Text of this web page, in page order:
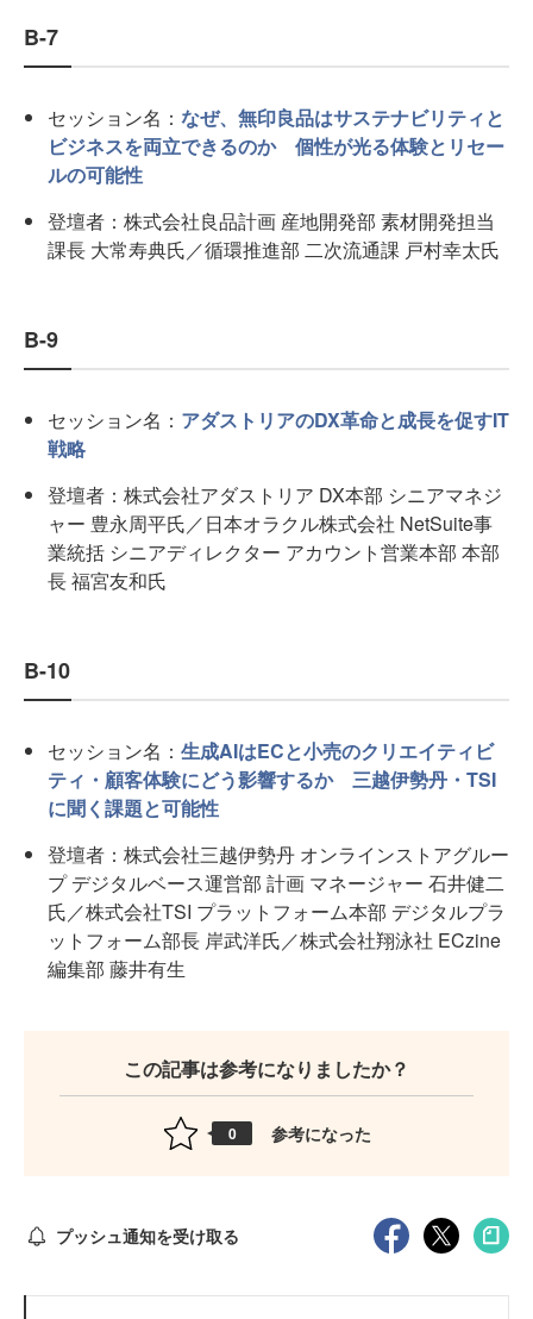
B-7
セッション名： なぜ、無印良品はサステナビリティと
ビジネスを両立できるのか 個性が光る体験とリセー
ルの可能性
登壇者：株式会社良品計画 産地開発部 素材開発担当
課長 大常寿典氏／循環推進部 二次流通課 戸村幸太氏
B-9
セッション名： アダストリアのDX革命と成長を促すIT
戦略
登壇者：株式会社アダストリア DX本部 シニアマネジ
ャー 豊永周平氏／日本オラクル株式会社 NetSuite事
業統括 シニアディレクター アカウント営業本部 本部
長 福宮友和氏
B-10
セッション名： 生成AIはECと小売のクリエイティビ
ティ・顧客体験にどう影響するか 三越伊勢丹・TSI
に聞く課題と可能性
登壇者：株式会社三越伊勢丹 オンラインストアグルー
プ デジタルベース運営部 計画 マネージャー 石井健二
氏／株式会社TSI プラットフォーム本部 デジタルプラ
ットフォーム部長 岸武洋氏／株式会社翔泳社 ECzine
編集部 藤井有生
この記事は参考になりましたか？
0 参考になった
プッシュ通知を受け取る